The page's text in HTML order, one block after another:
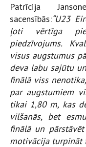
Patrīcija
sacensībās:“U23
ļoti vērtīga
piedzīvojums.
visus augstumus
deva labu sajūtu
finālā viss
par augstumiem
tikai 1,80 m, kas
vilšanās, bet
finālā un
motivācija turpināt